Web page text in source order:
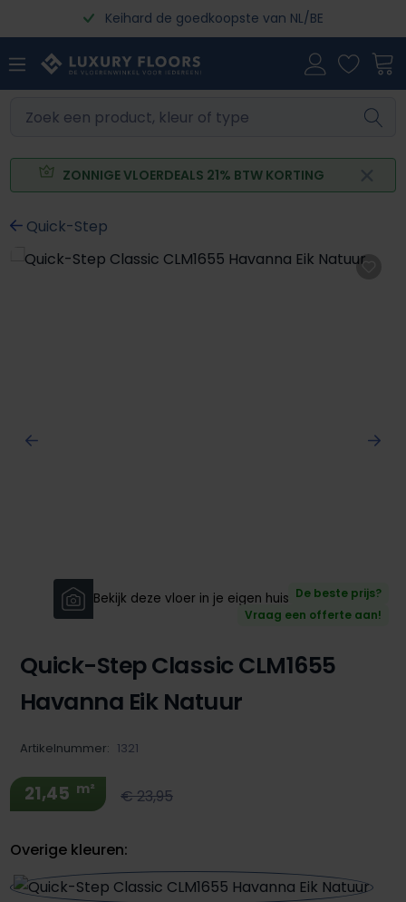
Ga naar de hoofdinhoudKeihard de goedkoopste van NL/BE
ZONNIGE VLOERDEALS 21% BTW KORTING
Quick-Step
Afbeeldingengalerij overslaan
Bekijk deze vloer in je eigen huis! De beste prijs?
Vraag een offerte aan!
Quick-Step Classic CLM1655
Havanna Eik Natuur
Artikelnummer: 1321
21,45 m² € 23,95
Overige kleuren: